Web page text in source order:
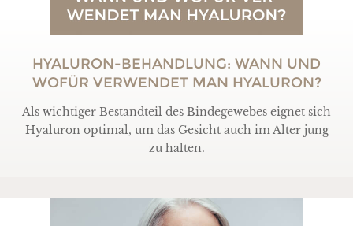
HYALURON-BEHANDLUNG: WANN UND
WOFÜR VERWENDET MAN HYALURON?
Als wichtiger Bestandteil des Bindegewebes eignet sich
Hyaluron optimal, um das Gesicht auch im Alter jung
zu halten.